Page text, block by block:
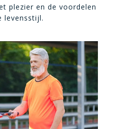
plezier en de voordelen
levensstijl.